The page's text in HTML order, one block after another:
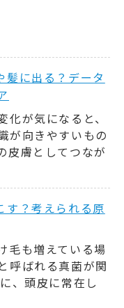
髪に出る？データ
が気になると、
が向きやすいもの
皮膚としてつなが
す？考えられる原
毛も増えている場
呼ばれる真菌が関
、頭皮に常在し